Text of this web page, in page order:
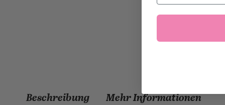
Beschreibung Mehr Informationen